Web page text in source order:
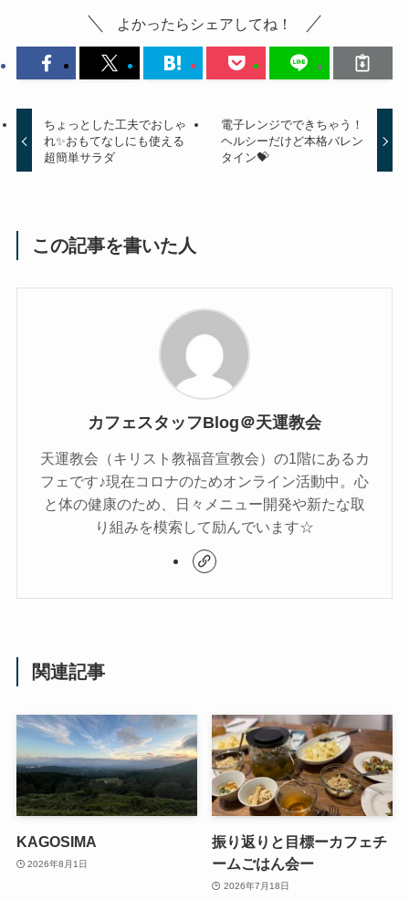
よかったらシェアしてね！
ちょっとした工夫でおしゃ
れ✨おもてなしにも使える
超簡単サラダ
電子レンジでできちゃう！
ヘルシーだけど本格バレン
タイン💝
この記事を書いた人
カフェスタッフBlog＠天運教会
天運教会（キリスト教福音宣教会）の1階にあるカ
フェです♪現在コロナのためオンライン活動中。心
と体の健康のため、日々メニュー開発や新たな取
り組みを模索して励んでいます☆
関連記事
KAGOSIMA
2026年8月1日
振り返りと目標ーカフェチ
ームごはん会ー
2026年7月18日